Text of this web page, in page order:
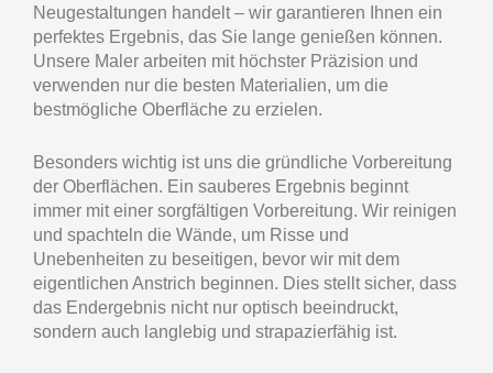
Neugestaltungen handelt – wir garantieren Ihnen ein
perfektes Ergebnis, das Sie lange genießen können.
Unsere Maler arbeiten mit höchster Präzision und
verwenden nur die besten Materialien, um die
bestmögliche Oberfläche zu erzielen.
Besonders wichtig ist uns die gründliche Vorbereitung
der Oberflächen. Ein sauberes Ergebnis beginnt
immer mit einer sorgfältigen Vorbereitung. Wir reinigen
und spachteln die Wände, um Risse und
Unebenheiten zu beseitigen, bevor wir mit dem
eigentlichen Anstrich beginnen. Dies stellt sicher, dass
das Endergebnis nicht nur optisch beeindruckt,
sondern auch langlebig und strapazierfähig ist.